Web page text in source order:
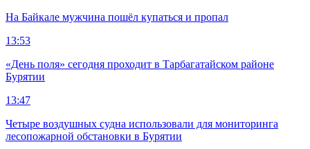
На Байкале мужчина пошёл купаться и пропал
13:53
«День поля» сегодня проходит в Тарбагатайском районе
Бурятии
13:47
Четыре воздушных судна использовали для мониторинга
лесопожарной обстановки в Бурятии